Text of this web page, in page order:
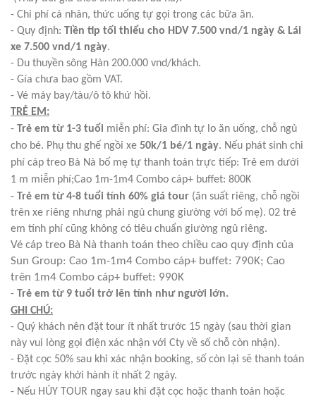
- Chi phí cá nhân, thức uống tự gọi trong các bữa ăn.
- Quy định: Tiền tip tối thiểu cho HDV 7.500 vnd/1 ngày & Lái
xe 7.500 vnd/1 ngày.
- Du thuyền sông Hàn 200.000 vnd/khách.
- Gía chưa bao gồm VAT.
- Vé máy bay/tàu/ô tô khứ hồi.
TRẺ EM:
- Trẻ em từ 1-3 tuổi miễn phí: Gia đình tự lo ăn uống, chỗ ngủ
cho bé. Phụ thu ghế ngồi xe 50k/1 bé/1 ngày. Nếu phát sinh chi
phí cáp treo Bà Nà bố mẹ tự thanh toán trực tiếp: Trẻ em dưới
1 m miễn phí;Cao 1m-1m4 Combo cáp+ buffet: 800K
- Trẻ em từ 4-8 tuổi tính 60% giá tour (ăn suất riêng, chỗ ngồi
trên xe riêng nhưng phải ngủ chung giường với bố mẹ). 02 trẻ
em tính phí cũng không có tiêu chuẩn giường ngủ riêng.
Vé cáp treo Bà Nà thanh toán theo chiều cao quy định của
Sun Group: Cao 1m-1m4 Combo cáp+ buffet: 790K; Cao
trên 1m4 Combo cáp+ buffet: 990K
- Trẻ em từ 9 tuổi trở lên tính như người lớn.
GHI CHÚ:
- Quý khách nên đặt tour ít nhất trước 15 ngày (sau thời gian
này vui lòng gọi điện xác nhận với Cty về số chỗ còn nhận).
- Đặt cọc 50% sau khi xác nhận booking, số còn lại sẽ thanh toán
trước ngày khởi hành ít nhất 2 ngày.
- Nếu HỦY TOUR ngay sau khi đặt cọc hoặc thanh toán hoặc